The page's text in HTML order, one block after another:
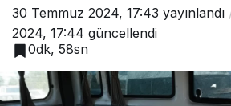
30 Temmuz 2024, 17:43 yayınlandı
2024, 17:44 güncellendi
0dk, 58sn